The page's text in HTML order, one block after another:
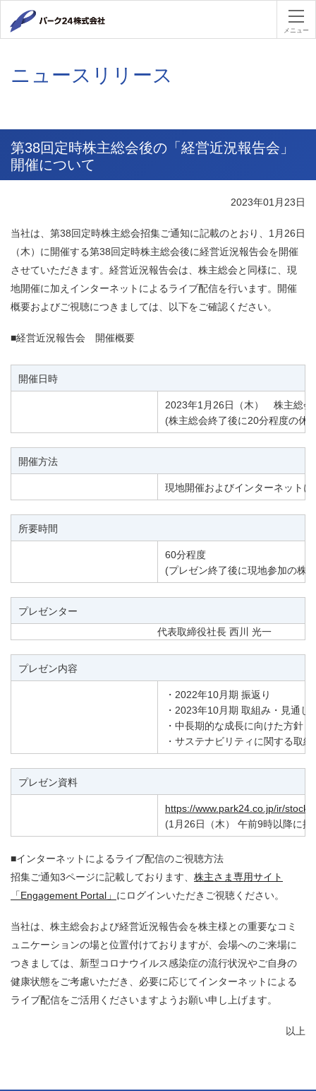
パーク２
メニュー
ニュースリリース
第38回定時株主総会後の「経営近況報告会」
開催について
2023年01月23日
当社は、第38回定時株主総会招集ご通知に記載のとおり、1月26日
（木）に開催する第38回定時株主総会後に経営近況報告会を開催
させていただきます。経営近況報告会は、株主総会と同様に、現
地開催に加えインターネットによるライブ配信を行います。開催
概要およびご視聴につきましては、以下をご確認ください。
■経営近況報告会 開催概要
開催日時
2023年1月26日（木） 株主総会
(株主総会終了後に20分程度の休
開催方法
現地開催およびインターネット
所要時間
60分程度
(プレゼン終了後に現地参加の株
プレゼンター
代表取締役社長 西川 光一
プレゼン内容
・2022年10月期 振返り
・2023年10月期 取組み・見通し
・中長期的な成長に向けた方針
・サステナビリティに関する取
プレゼン資料
https://www.park24.co.jp/ir/stock/
(1月26日（木） 午前9時以降に
■インターネットによるライブ配信のご視聴方法
招集ご通知3ページに記載しております、 株主さま専用サイト
「Engagement Portal」 にログインいただきご視聴ください。
当社は、株主総会および経営近況報告会を株主様との重要なコミ
ュニケーションの場と位置付けておりますが、会場へのご来場に
つきましては、新型コロナウイルス感染症の流行状況やご自身の
健康状態をご考慮いただき、必要に応じてインターネットによる
ライブ配信をご活用くださいますようお願い申し上げます。
以上